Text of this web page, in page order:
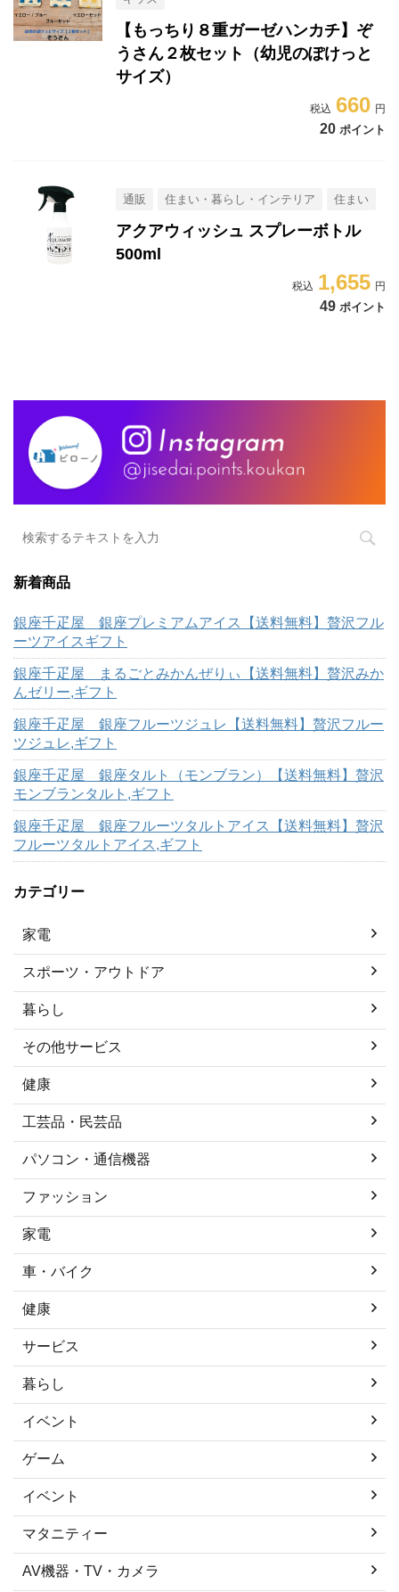
【もっちり８重ガーゼハンカチ】ぞ
うさん２枚セット（幼児のぽけっと
サイズ）
660
20 ポイント
通販 住まい・暮らし・インテリア 住まい
アクアウィッシュ スプレーボトル
500ml
1,655
49 ポイント
新着商品
銀座千疋屋 銀座プレミアムアイス【送料無料】贅沢フル
ーツアイスギフト
銀座千疋屋 まるごとみかんぜりぃ【送料無料】贅沢みか
んゼリー,ギフト
銀座千疋屋 銀座フルーツジュレ【送料無料】贅沢フルー
ツジュレ,ギフト
銀座千疋屋 銀座タルト（モンブラン）【送料無料】贅沢
モンブランタルト,ギフト
銀座千疋屋 銀座フルーツタルトアイス【送料無料】贅沢
フルーツタルトアイス,ギフト
カテゴリー
家電
スポーツ・アウトドア
暮らし
その他サービス
健康
工芸品・民芸品
パソコン・通信機器
ファッション
家電
車・バイク
健康
サービス
暮らし
イベント
ゲーム
イベント
マタニティー
AV機器・TV・カメラ